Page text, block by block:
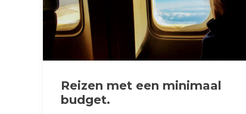
Reizen met een minimaal
budget.